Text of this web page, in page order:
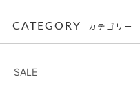
CATEGORY カテゴリー
SALE